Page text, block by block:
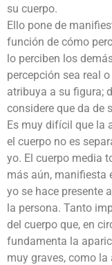
su cuerpo.
Ello pone de
función de cómo
lo perciben los
percepción sea real
atribuya a su figura;
considere que da de
Es muy difícil que la
el cuerpo no es
yo. El cuerpo media
más aún, manifiesta
yo se hace presente
la persona. Tanto
del cuerpo que, en
fundamenta la
muy graves, como la